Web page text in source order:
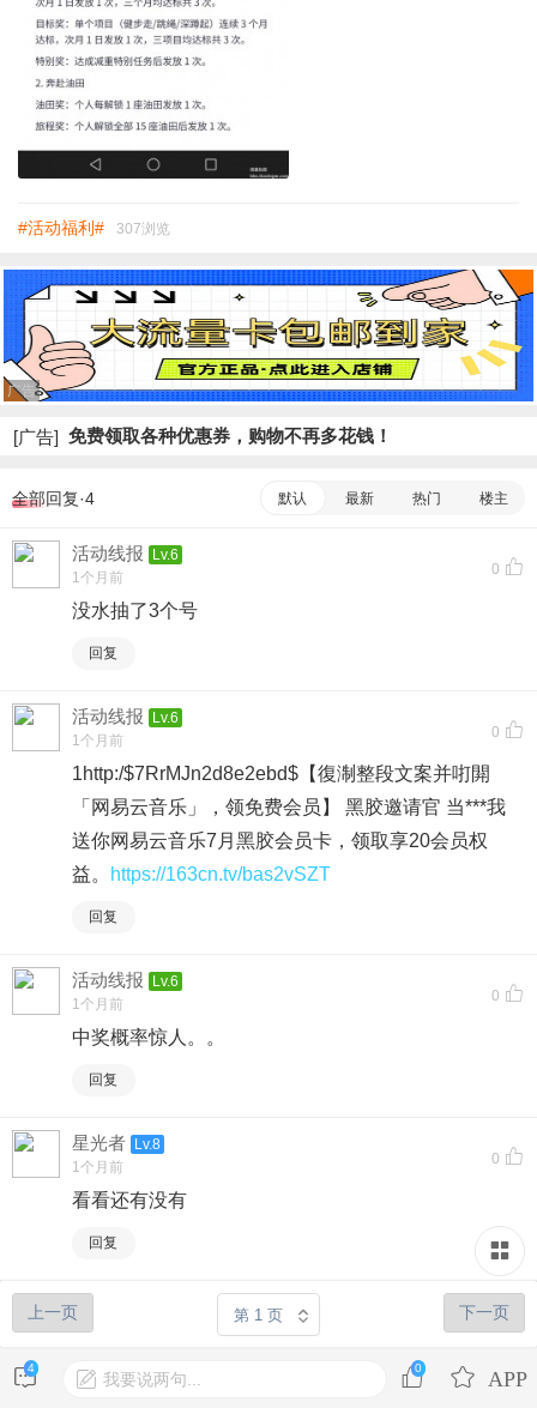
#活动福利# 307浏览
广告
[广告] 免费领取各种优惠券，购物不再多花钱！
全部回复·4 默认 最新 热门 楼主
0
活动线报
Lv.6
1个月前
没水抽了3个号
回复
0
活动线报
Lv.6
1个月前
1http:/$7RrMJn2d8e2ebd$【復淛整段文案并咑閞
「网易云音乐」，领免费会员】 黑胶邀请官 当***我
送你网易云音乐7月黑胶会员卡，领取享20会员权
益。
https://163cn.tv/bas2vSZT
回复
0
活动线报
Lv.6
1个月前
中奖概率惊人。。
回复
0
星光者
Lv.8
1个月前
看看还有没有
回复
上一页 下一页
4
我要说两句...
0